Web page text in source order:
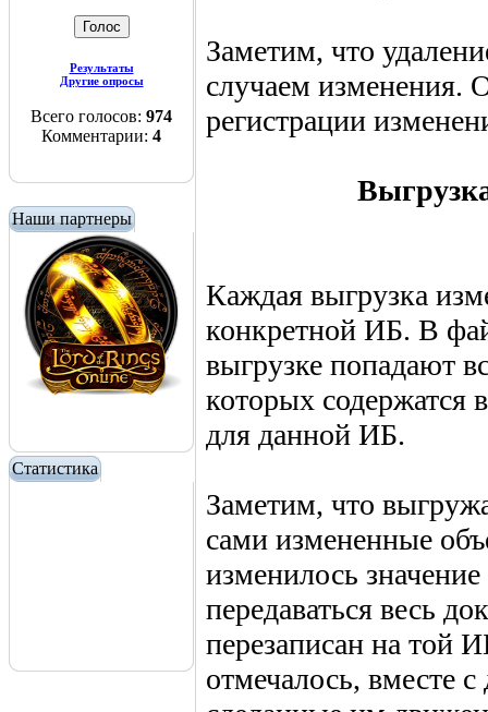
Результаты
Другие опросы
Всего голосов: 974
Комментарии: 4
Наши партнеры
Статистика
Заметим, что
случаем изменения.
регистрации
Каждая выгрузка
конкретной ИБ. В
выгрузке попадают
которых содержатся
для данной ИБ.
Заметим, что
сами измененные
изменилось значение
передаваться весь
перезаписан на той
отмечалось, вместе